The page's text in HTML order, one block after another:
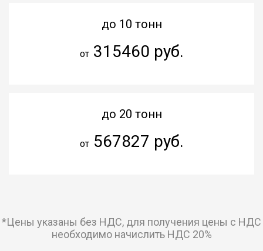
до 10 тонн
от315460 руб.
до 20 тонн
от567827 руб.
*Цены указаны без НДС, для получения цены с НДС
необходимо начислить НДС 20%